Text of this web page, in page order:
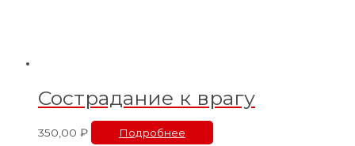
Сострадание к врагу
350,00 ₽ Подробнее